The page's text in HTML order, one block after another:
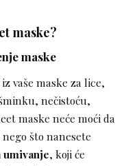
maske?
maske
vaše maske za lice,
nečistoću,
maske neće moći da
što nanesete
umivanje, koji će